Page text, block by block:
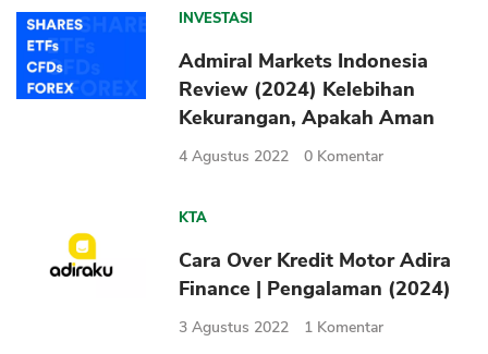
INVESTASI
Admiral Markets Indonesia
Review (2024) Kelebihan
Kekurangan, Apakah Aman
4 Agustus 2022 0 Komentar
KTA
Cara Over Kredit Motor Adira
Finance | Pengalaman (2024)
3 Agustus 2022 1 Komentar